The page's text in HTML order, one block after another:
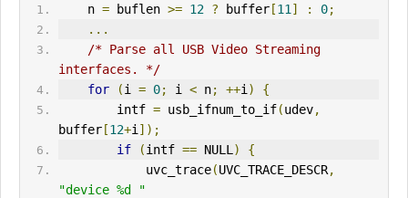
    n
= buflen >= 12 ? buffer[11 ] : 0;
...
/* Parse all USB Video Streaming
interfaces. */
for
(i = 0; i < n; ++i )
{
        intf
= usb_ifnum_to_if(udev,
buffer[12+i ]);
if
(intf == NULL )
{
            uvc_trace
(UVC_TRACE_DESCR,
"device %d "